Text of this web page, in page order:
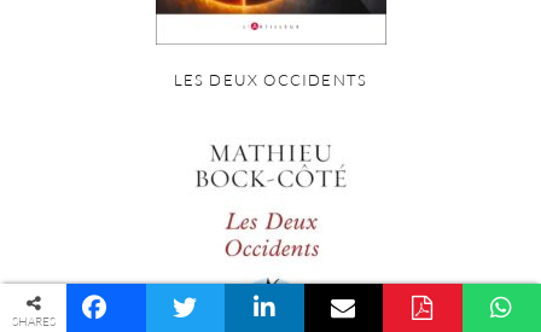
LES DEUX OCCIDENTS
© COPYRIGHT PALINGÉNÉSIE - POLITIQUE DE CONFIDENTIALITÉ
SHARES